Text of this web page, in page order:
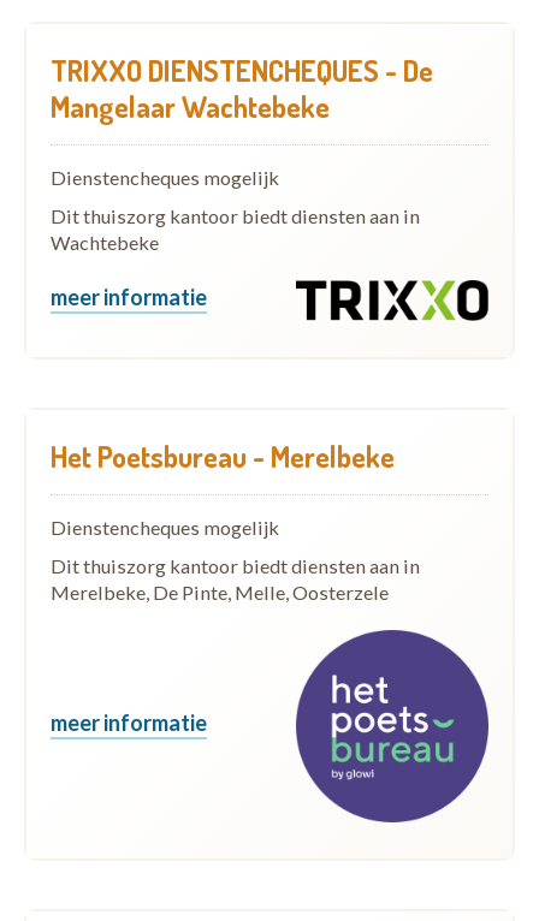
TRIXXO DIENSTENCHEQUES - De
Mangelaar Wachtebeke
Dienstencheques mogelijk
Dit thuiszorg kantoor biedt diensten aan in
Wachtebeke
meer informatie
Het Poetsbureau - Merelbeke
Dienstencheques mogelijk
Dit thuiszorg kantoor biedt diensten aan in
Merelbeke, De Pinte, Melle, Oosterzele
meer informatie